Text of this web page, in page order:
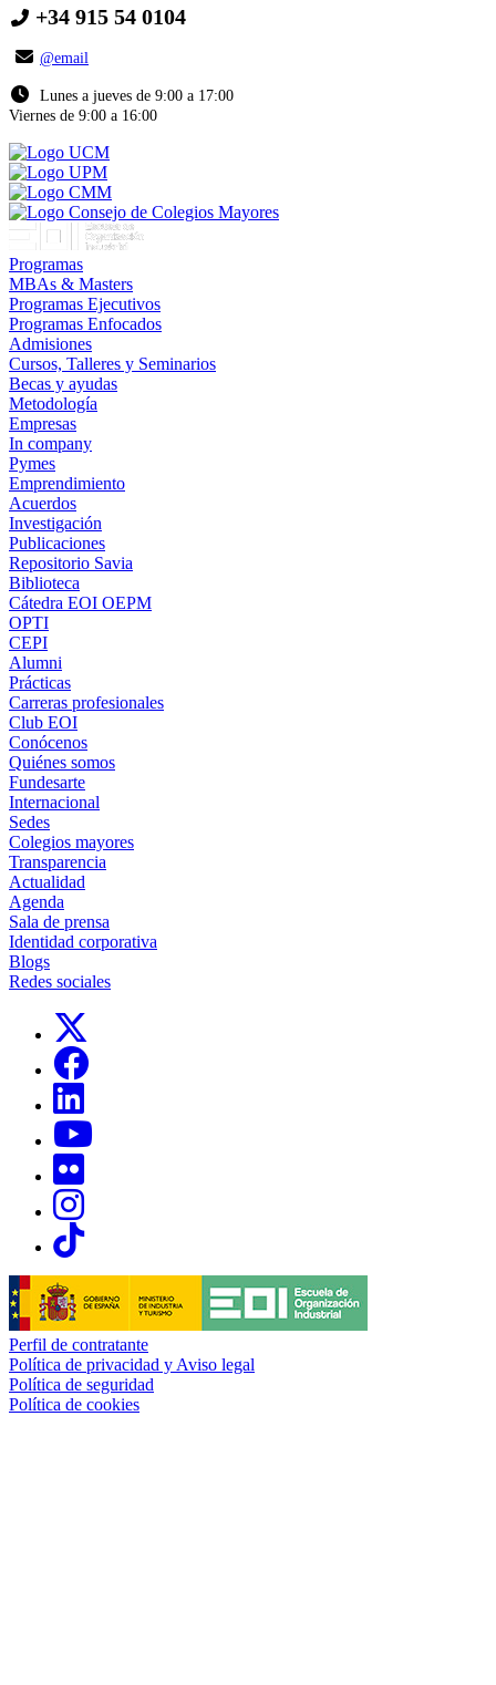
+34 915 54 0104
@email
Lunes a jueves de 9:00 a 17:00
Viernes de 9:00 a 16:00
Programas
MBAs & Masters
Programas Ejecutivos
Programas Enfocados
Admisiones
Cursos, Talleres y Seminarios
Becas y ayudas
Metodología
Empresas
In company
Pymes
Emprendimiento
Acuerdos
Investigación
Publicaciones
Repositorio Savia
Biblioteca
Cátedra EOI OEPM
OPTI
CEPI
Alumni
Prácticas
Carreras profesionales
Club EOI
Conócenos
Quiénes somos
Fundesarte
Internacional
Sedes
Colegios mayores
Transparencia
Actualidad
Agenda
Sala de prensa
Identidad corporativa
Blogs
Redes sociales
Links, Opens in this window
Links, Opens in this window
Links, Opens in this window
Links, Opens in this window
Links, Opens in this window
Perfil de contratante
Política de privacidad y Aviso legal
Política de seguridad
Política de cookies